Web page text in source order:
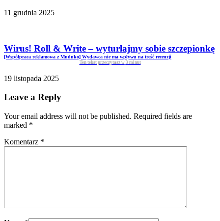
11 grudnia 2025
Wirus! Roll & Write – wyturlajmy sobie szczepionkę
[Współpraca reklamowa z Muduko] Wydawca nie ma wpływu na treść recenzji
Ten tekst przeczytasz w 3 minut
19 listopada 2025
Leave a Reply
Your email address will not be published. Required fields are
marked *
Komentarz *